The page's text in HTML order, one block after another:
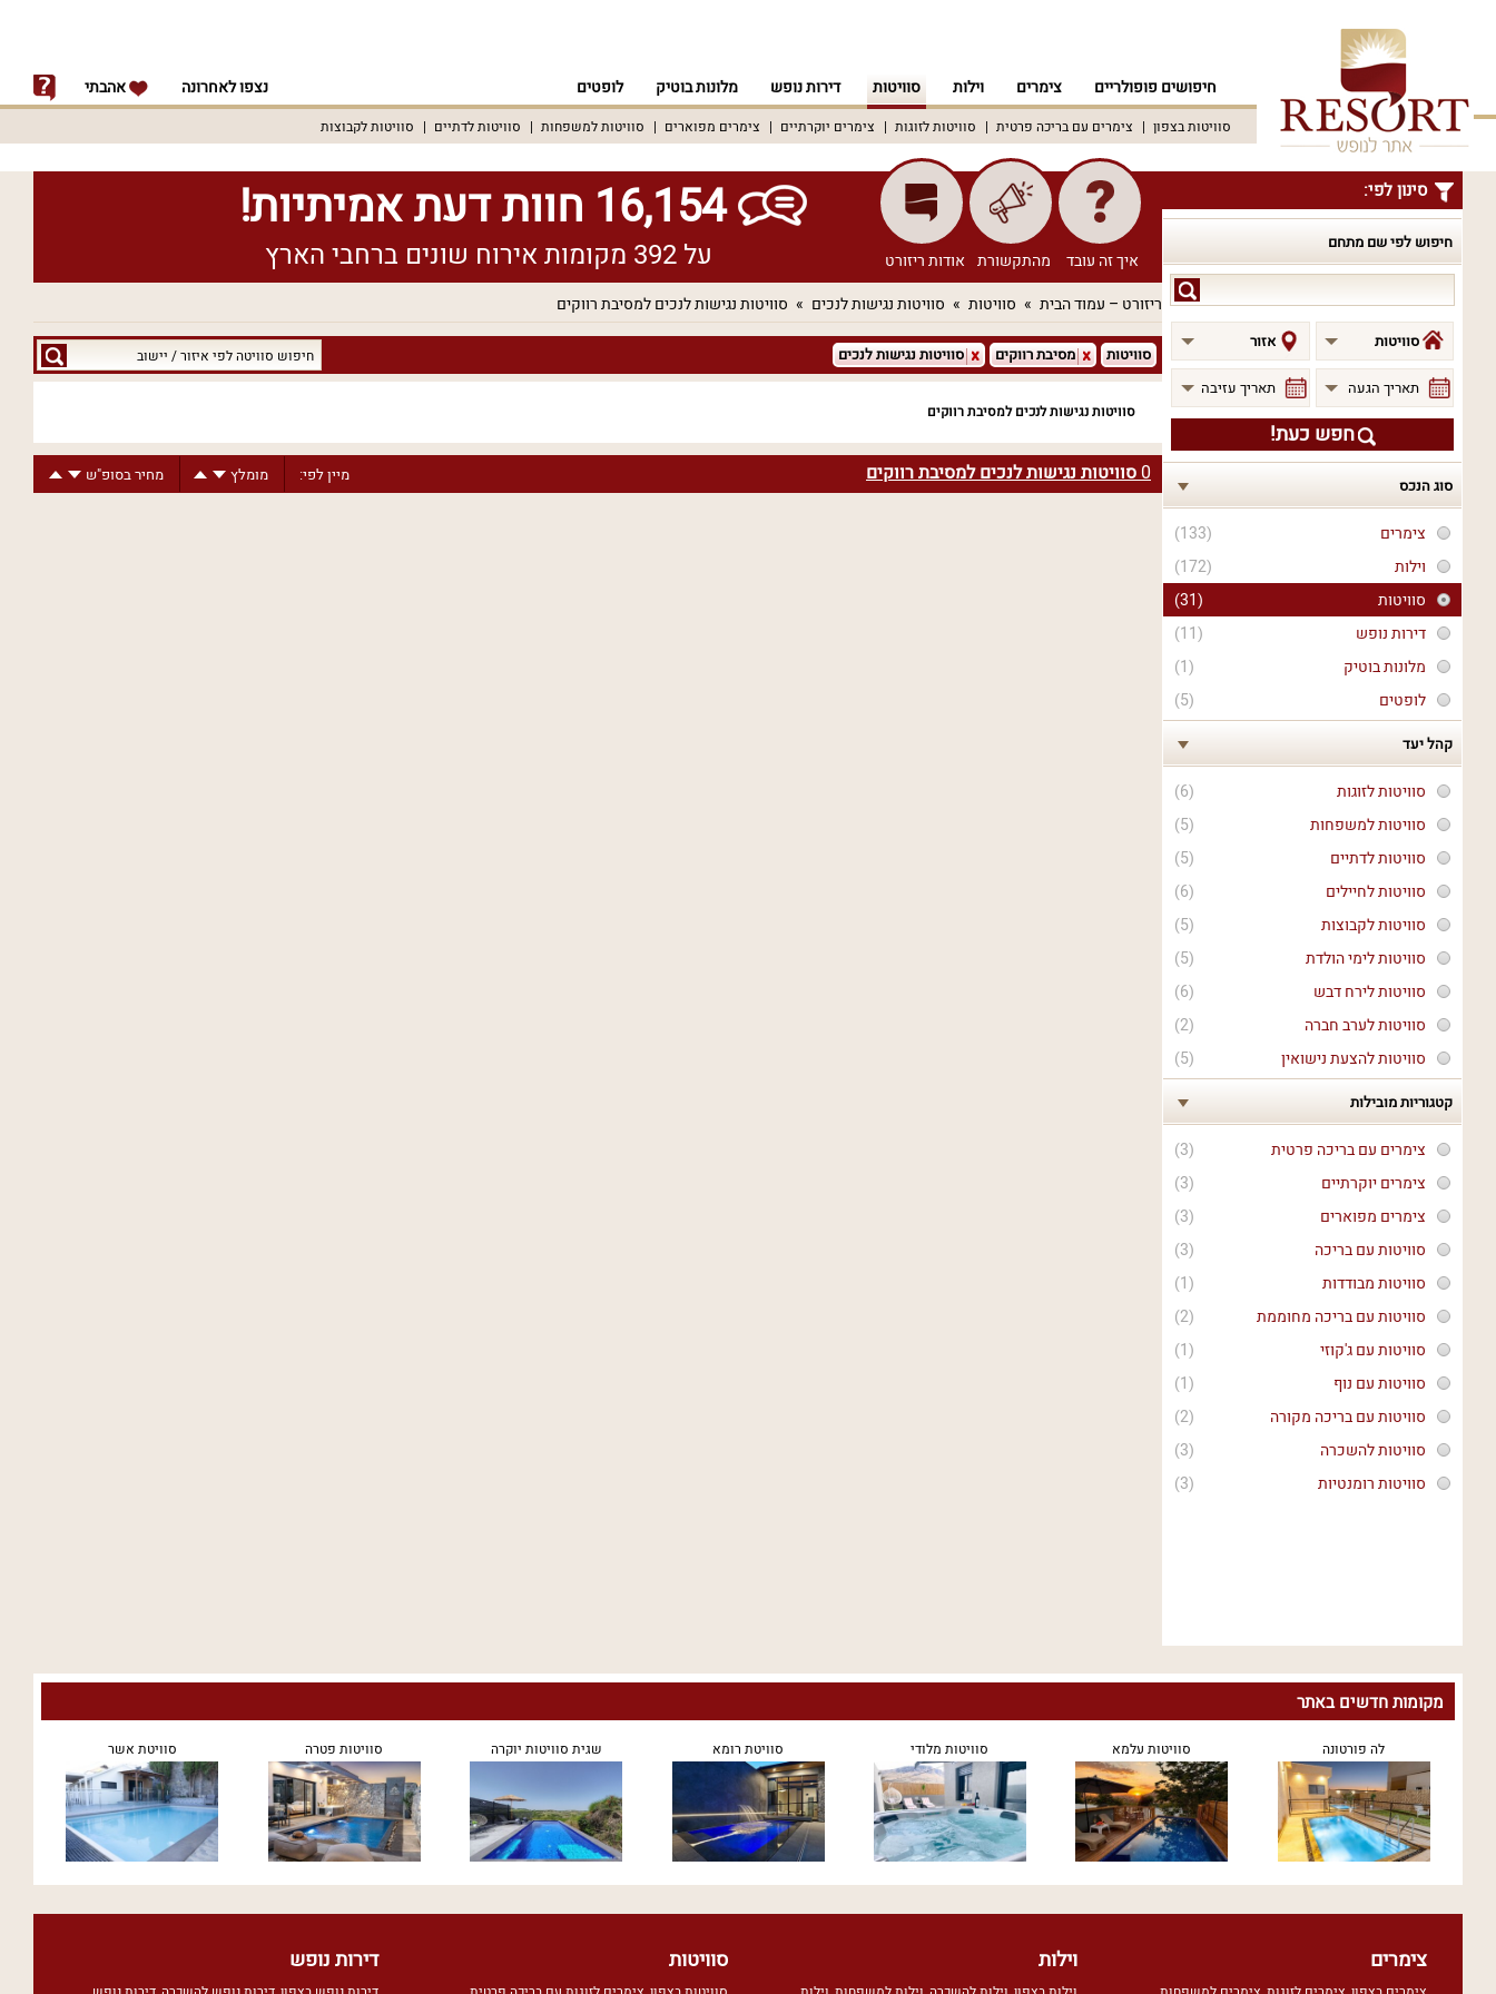
חיפושים פופולריים צימרים וילות סוויטות דירות נופש מלונות בוטיק לופטים נצפו לאחרונה אהבתי
סוויטות בצפון צימרים עם בריכה פרטית סוויטות לזוגות צימרים יוקרתיים צימרים מפוארים סוויטות למשפחות סוויטות לדתיים סוויטות לקבוצות
סינון לפי:
חיפוש לפי שם מתחם
לפי
שם
מתחם
סוויטות אזור
תאריך הגעה תאריך עזיבה
חפש כעת!
סוג הנכס
(133)
צימרים
(172)
וילות
(31)
סוויטות
(11)
דירות נופש
(1)
מלונות בוטיק
(5)
לופטים
קהל יעד
(6)
סוויטות לזוגות
(5)
סוויטות למשפחות
(5)
סוויטות לדתיים
(6)
סוויטות לחיילים
(5)
סוויטות לקבוצות
(5)
סוויטות לימי הולדת
(6)
סוויטות לירח דבש
(2)
סוויטות לערב חברה
(5)
סוויטות להצעת נישואין
קטגוריות מובילות
(3)
צימרים עם בריכה פרטית
(3)
צימרים יוקרתיים
(3)
צימרים מפוארים
(3)
סוויטות עם בריכה
(1)
סוויטות מבודדות
(2)
סוויטות עם בריכה מחוממת
(1)
סוויטות עם ג'קוזי
(1)
סוויטות עם נוף
(2)
סוויטות עם בריכה מקורה
(3)
סוויטות להשכרה
(3)
סוויטות רומנטיות
איך זה עובד מהתקשורת אודות ריזורט
16,154 חוות דעת אמיתיות!
על 392 מקומות אירוח שונים ברחבי הארץ
ריזורט – עמוד הבית סוויטות סוויטות נגישות לנכים סוויטות נגישות לנכים למסיבת רווקים
חיפוש
סוויטה
/
יישוב
סוויטות מסיבת רווקים סוויטות נגישות לנכים
סוויטות נגישות לנכים למסיבת רווקים
0סוויטות נגישות לנכים למסיבת רווקים מיין לפי: מומלץ מחיר בסופ"ש
מקומות חדשים באתר
לה פורטונה סוויטות עלמא סוויטות מלודי סוויטת רומא שגית סוויטות יוקרה סוויטות פטרה סוויטת אשר
צימרים וילות סוויטות דירות נופש